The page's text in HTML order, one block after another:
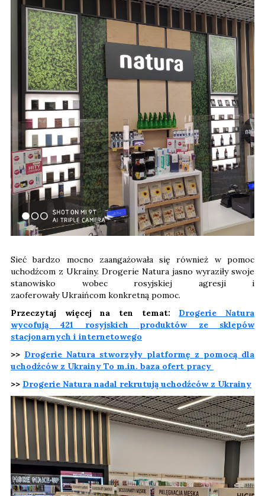
Sieć bardzo mocno zaangażowała się również w pomoc
uchodźcom z Ukrainy. Drogerie Natura jasno wyraziły swoje
stanowisko wobec rosyjskiej agresji i
zaoferowały Ukraińcom konkretną pomoc.
Przeczytaj więcej na ten temat: Drogerie Natura
wycofują 421 rosyjskich produktów ze sklepów
stacjonarnych i internetowego
>> Drogerie Natura stworzyły platformę z pomocą dla
uchodźców z Ukrainy To m.in. baza ofert pracy
>> Drogerie Natura nadal rekrutują uchodźców z Ukrainy